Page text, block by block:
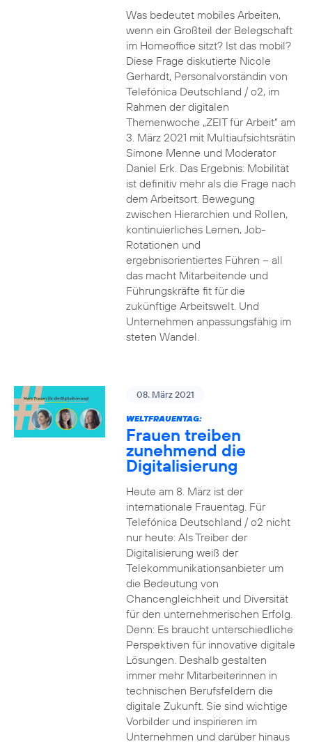
Was bedeutet mobiles Arbeiten,
wenn ein Großteil der Belegschaft
im Homeoffice sitzt? Ist das mobil?
Diese Frage diskutierte Nicole
Gerhardt, Personalvorständin von
Telefónica Deutschland / o2, im
Rahmen der digitalen
Themenwoche „ZEIT für Arbeit“ am
3. März 2021 mit Multiaufsichtsrätin
Simone Menne und Moderator
Daniel Erk. Das Ergebnis: Mobilität
ist definitiv mehr als die Frage nach
dem Arbeitsort. Bewegung
zwischen Hierarchien und Rollen,
kontinuierliches Lernen, Job-
Rotationen und
ergebnisorientiertes Führen – all
das macht Mitarbeitende und
Führungskräfte fit für die
zukünftige Arbeitswelt. Und
Unternehmen anpassungsfähig im
steten Wandel.
08. März 2021
WELTFRAUENTAG:
Frauen treiben
zunehmend die
Digitalisierung
Heute am 8. März ist der
internationale Frauentag. Für
Telefónica Deutschland / o2 nicht
nur heute: Als Treiber der
Digitalisierung weiß der
Telekommunikationsanbieter um
die Bedeutung von
Chancengleichheit und Diversität
für den unternehmerischen Erfolg.
Denn: Es braucht unterschiedliche
Perspektiven für innovative digitale
Lösungen. Deshalb gestalten
immer mehr Mitarbeiterinnen in
technischen Berufsfeldern die
digitale Zukunft. Sie sind wichtige
Vorbilder und inspirieren im
Unternehmen und darüber hinaus